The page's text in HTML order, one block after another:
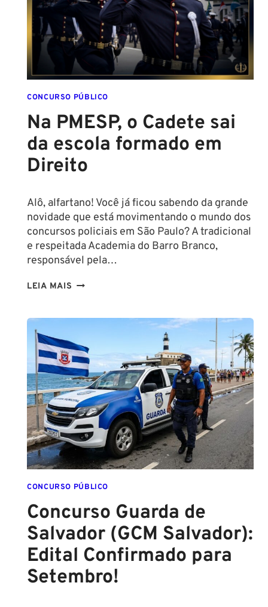
REGRAS!
ALTURA
MÍNIMA
PARA
CONCURSO
POLICIAL:
CONCURSO PÚBLICO
Na PMESP, o Cadete sai
da escola formado em
Direito
Alô, alfartano! Você já ficou sabendo da grande
novidade que está movimentando o mundo dos
concursos policiais em São Paulo? A tradicional
e respeitada Academia do Barro Branco,
responsável pela…
LEIA MAIS NA
SAI
DA
ESCOLA
FORMADO
EM
DIREITO
CONCURSO PÚBLICO
Concurso Guarda de
Salvador (GCM Salvador):
Edital Confirmado para
Setembro!